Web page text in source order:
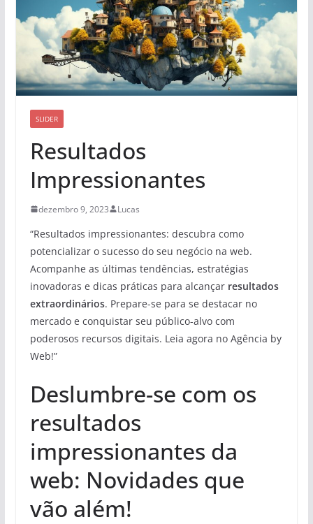
SLIDER
Resultados
Impressionantes
dezembro 9, 2023 Lucas
“Resultados impressionantes: descubra como
potencializar o sucesso do seu negócio na web.
Acompanhe as últimas tendências, estratégias
inovadoras e dicas práticas para alcançar resultados
extraordinários. Prepare-se para se destacar no
mercado e conquistar seu público-alvo com
poderosos recursos digitais. Leia agora no Agência by
Web!”
Deslumbre-se com os
resultados
impressionantes da
web: Novidades que
vão além!